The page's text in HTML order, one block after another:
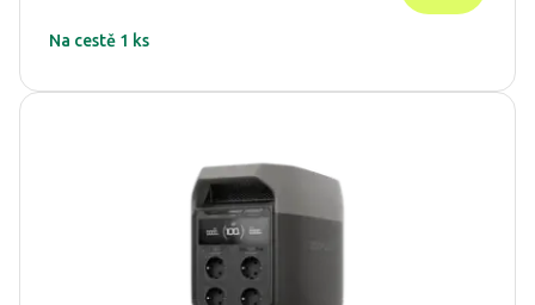
Na cestě 1 ks